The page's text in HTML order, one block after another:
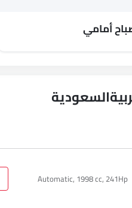
أمامي
Automatic, 1998 cc, 241Hp